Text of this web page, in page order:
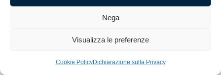
Nega
Visualizza le preferenze
Cookie PolicyDichiarazione sulla Privacy
Etico Impresa Sociale SRL – 07080780484 – Via
Cookie Policy Privacy Policy